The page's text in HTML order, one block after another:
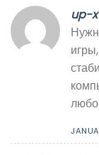
up-x